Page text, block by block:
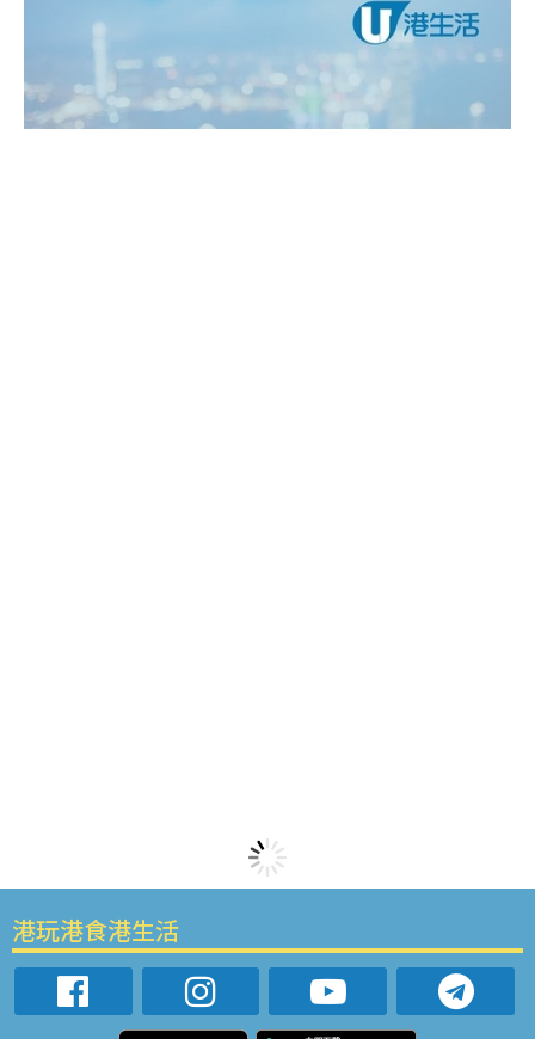
港玩港食港生活